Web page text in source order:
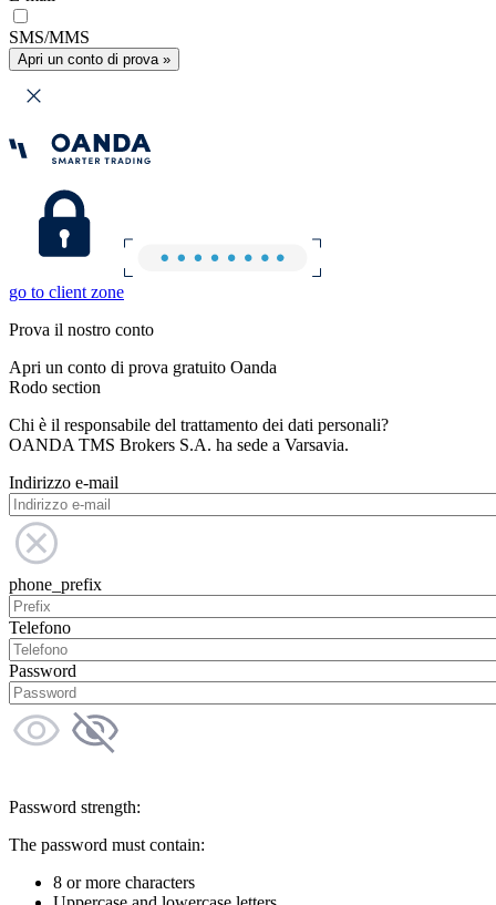
SMS/MMS
Apri un conto di prova »
go to client zone
Prova il nostro conto
Apri un conto di prova gratuito Oanda
Rodo section
Chi è il responsabile del trattamento dei dati personali?
OANDA TMS Brokers S.A. ha sede a Varsavia.
Indirizzo e-mail
phone_prefix
Telefono
Password
Password strength:
The password must contain:
8 or more characters